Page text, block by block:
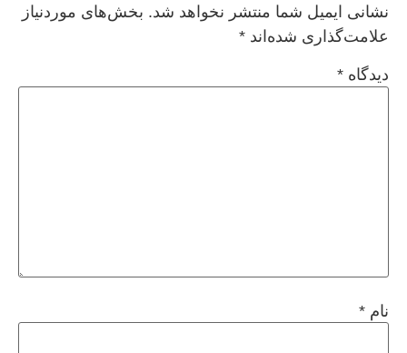
نشانی ایمیل شما منتشر نخواهد شد. بخش‌های موردنیاز
علامت‌گذاری شده‌اند *
دیدگاه *
نام *